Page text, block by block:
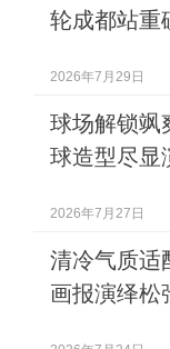
轮成都站重
2026年7月29日
球场解锁飒
球造型尽显
2026年7月27日
清冷气质适
画报演绎松